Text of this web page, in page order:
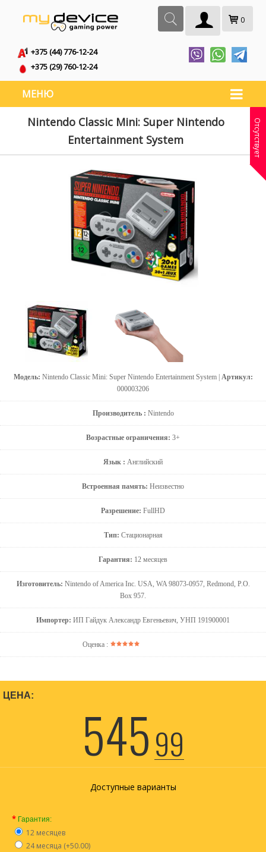
0
+375 (44) 776-12-24
+375 (29) 760-12-24
МЕНЮ
Nintendo Classic Mini: Super Nintendo
Entertainment System
Модель: Nintendo Classic Mini: Super Nintendo Entertainment System | Артикул:
000003206
Производитель : Nintendo
Возрастные ограничения: 3+
Язык : Английский
Встроенная память: Неизвестно
Разрешение: FullHD
Тип: Стационарная
Гарантия: 12 месяцев
Изготовитель: Nintendo of America Inc. USA, WA 98073-0957, Redmond, P.O.
Box 957.
Импортер: ИП Гайдук Александр Евгеньевич, УНП 191900001
Оценка :
Отсутствует
ЦЕНА:
54599
Доступные варианты
* Гарантия:
12 месяцев
24 месяца (+50.00)